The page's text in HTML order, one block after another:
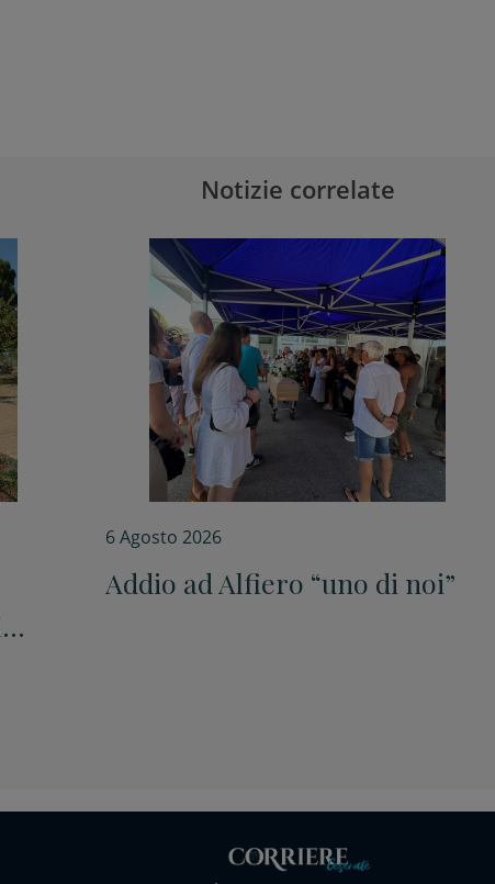
Notizie correlate
6 Agosto 2026
Addio ad Alfiero “uno di noi”